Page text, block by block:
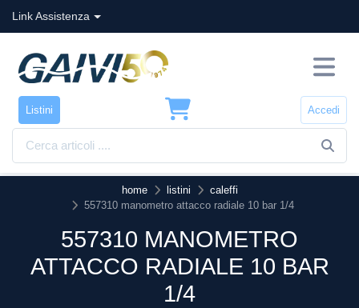
Link Assistenza
Listini Accedi
home listini
caleffi
557310 manometro attacco radiale 10 bar 1/4
557310 MANOMETRO
ATTACCO RADIALE 10 BAR
1/4